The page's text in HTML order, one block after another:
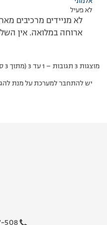
לא פעיל
לא מניידים מרכיבים
ארוחה במלואה. אין
מוצגות 3 תגובות – 1 עד 3 (מתוך 3 סה״כ)
יש להתחבר למערכת על מנת